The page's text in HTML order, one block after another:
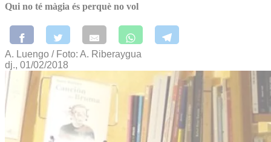
Qui no té màgia és perquè no vol
A. Luengo / Foto: A. Riberaygua
dj., 01/02/2018